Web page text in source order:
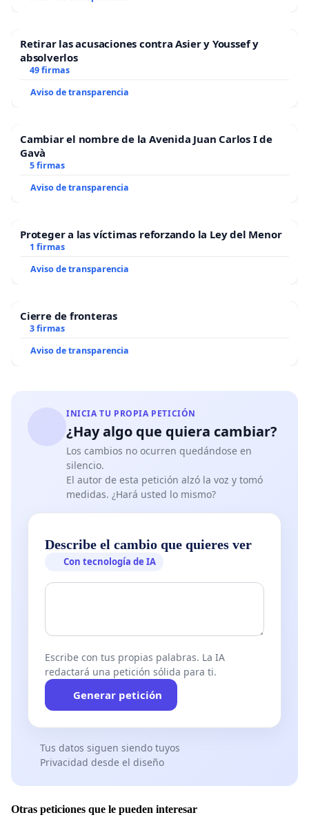
Retirar las acusaciones contra Asier y Youssef y
absolverlos
49 firmas
Aviso de transparencia
Cambiar el nombre de la Avenida Juan Carlos I de
Gavà
5 firmas
Aviso de transparencia
Proteger a las víctimas reforzando la Ley del Menor
1 firmas
Aviso de transparencia
Cierre de fronteras
3 firmas
Aviso de transparencia
INICIA TU PROPIA PETICIÓN
¿Hay algo que quiera cambiar?
Los cambios no ocurren quedándose en
silencio.
El autor de esta petición alzó la voz y tomó
medidas. ¿Hará usted lo mismo?
Describe el cambio que quieres ver
Con tecnología de IA
Escribe con tus propias palabras. La IA
redactará una petición sólida para ti.
Generar petición
Tus datos siguen siendo tuyos
Privacidad desde el diseño
Otras peticiones que le pueden interesar